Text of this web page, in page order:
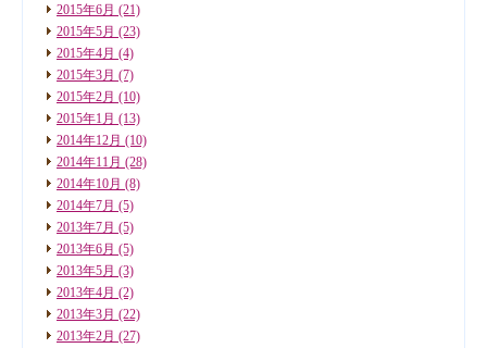
2015年6月 (21)
2015年5月 (23)
2015年4月 (4)
2015年3月 (7)
2015年2月 (10)
2015年1月 (13)
2014年12月 (10)
2014年11月 (28)
2014年10月 (8)
2014年7月 (5)
2013年7月 (5)
2013年6月 (5)
2013年5月 (3)
2013年4月 (2)
2013年3月 (22)
2013年2月 (27)